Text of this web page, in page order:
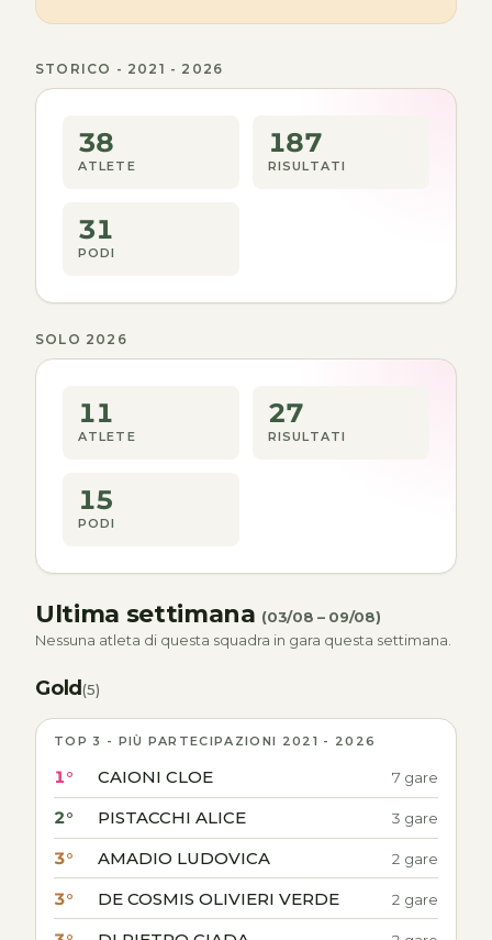
STORICO - 2021 - 2026
38
ATLETE
187
RISULTATI
31
PODI
SOLO 2026
11
ATLETE
27
RISULTATI
15
PODI
Ultima settimana (03/08 – 09/08)
Nessuna atleta di questa squadra in gara questa settimana.
Gold(5)
TOP 3 - PIÙ PARTECIPAZIONI 2021 - 2026
1° CAIONI CLOE 7 gare
2° PISTACCHI ALICE 3 gare
3° AMADIO LUDOVICA 2 gare
3° DE COSMIS OLIVIERI VERDE 2 gare